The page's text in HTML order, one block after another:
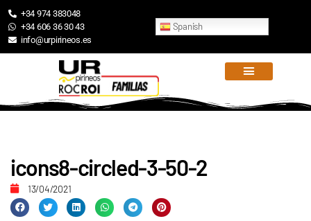
+34 974 383048
+34 606 36 30 43
info@urpirineos.es
Spanish
icons8-circled-3-50-2
13/04/2021